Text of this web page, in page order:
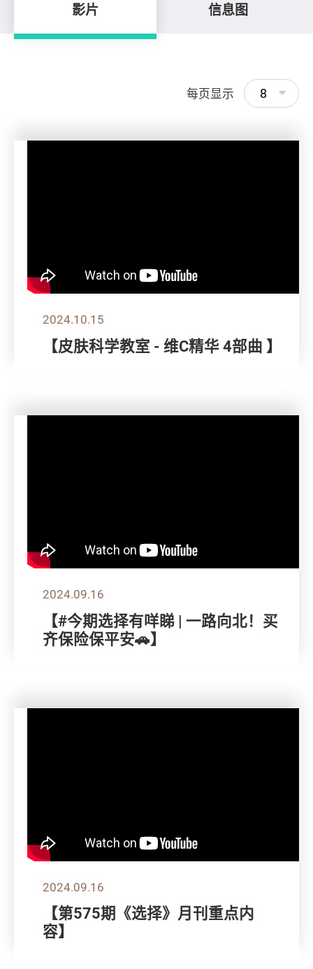
影片 信息图
每页显示 8
2024.10.15
【皮肤科学教室 - 维C精华 4部曲 】
2024.09.16
【#今期选择有咩睇 | 一路向北！买
齐保险保平安🚗】
2024.09.16
【第575期《选择》月刊重点内
容】